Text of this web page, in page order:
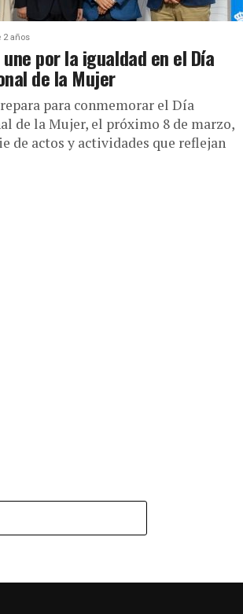
2 años
une por la igualdad en el Día
de la Mujer
para conmemorar el Día
de la Mujer, el próximo 8 de marzo,
de actos y actividades que reflejan